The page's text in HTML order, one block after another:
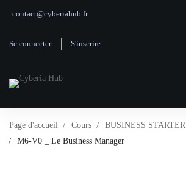
contact@cyberiahub.fr
Se connecter S'inscrire
Page d'accueil Cours BUSINESS STARTER
M6-V0 _ Le Business Manager